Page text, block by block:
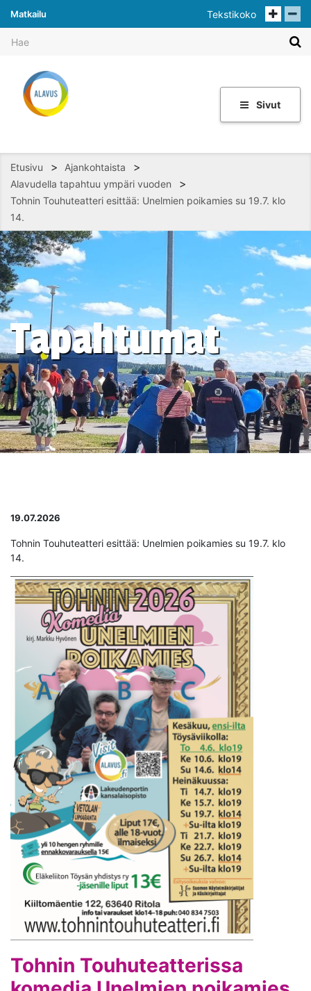
Matkailu Tekstikoko
Sivut
Etusivu > Ajankohtaista >
Alavudella tapahtuu ympäri vuoden >
Tohnin Touhuteatteri esittää: Unelmien poikamies su 19.7. klo
14.
Tapahtumat
19.07.2026
Tohnin Touhuteatteri esittää: Unelmien poikamies su 19.7. klo
14.
Tohnin Touhuteatterissa